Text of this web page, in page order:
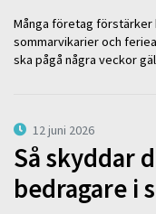
Många företag förstärker
sommarvikarier och
ska pågå några veckor
12 juni 2026
Så skyddar
bedragare i